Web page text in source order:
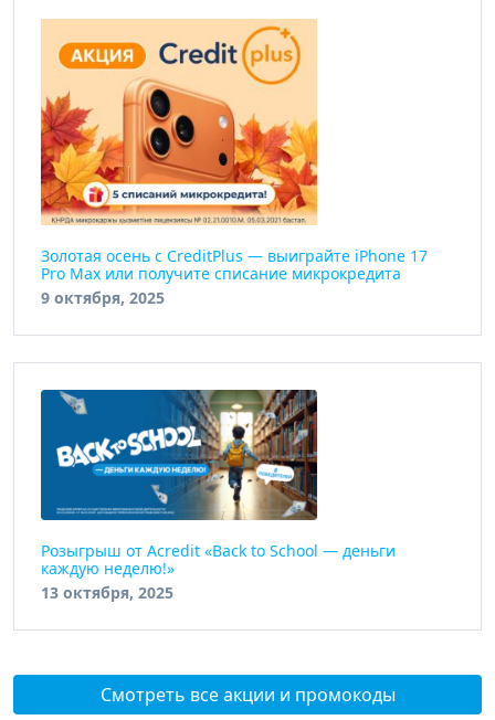
Золотая осень с CreditPlus — выиграйте iPhone 17
Pro Max или получите списание микрокредита
9 октября, 2025
Розыгрыш от Acredit «Back to School — деньги
каждую неделю!»
13 октября, 2025
Смотреть все акции и промокоды